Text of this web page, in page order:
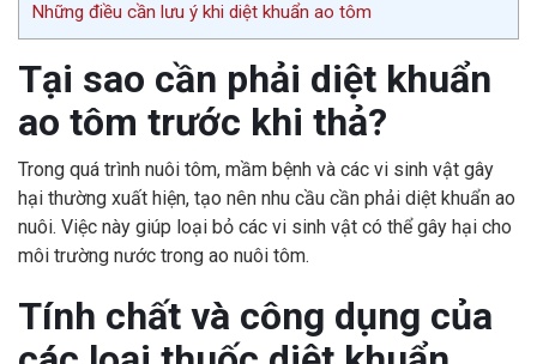
Những điều cần lưu ý khi diệt khuẩn ao tôm
Tại sao cần phải diệt khuẩn
ao tôm trước khi thả?
Trong quá trình nuôi tôm, mầm bệnh và các vi sinh vật gây
hại thường xuất hiện, tạo nên nhu cầu cần phải diệt khuẩn ao
nuôi. Việc này giúp loại bỏ các vi sinh vật có thể gây hại cho
môi trường nước trong ao nuôi tôm.
Tính chất và công dụng của